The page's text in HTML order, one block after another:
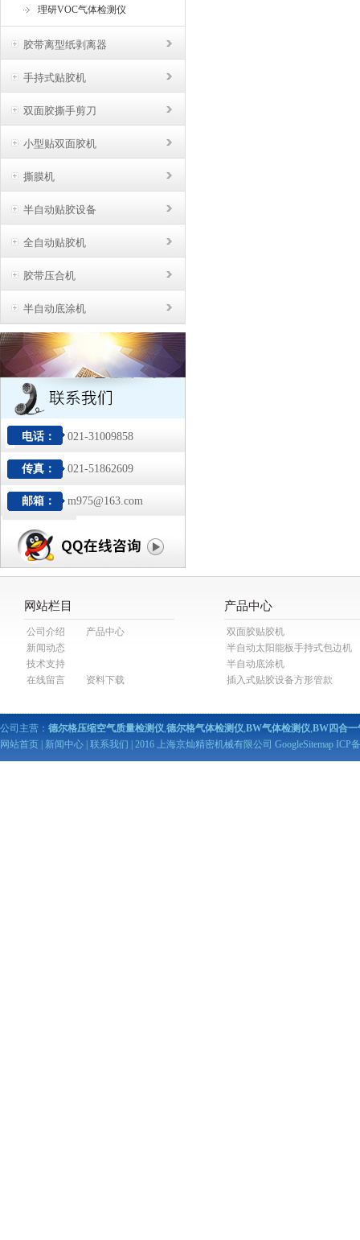
理研VOC气体检测仪
胶带离型纸剥离器
手持式贴胶机
双面胶撕手剪刀
小型贴双面胶机
撕膜机
半自动贴胶设备
全自动贴胶机
胶带压合机
半自动底涂机
电话： 021-31009858
传真： 021-51862609
邮箱： m975@163.com
网站栏目
公司介绍
产品中心
新闻动态
技术支持
在线留言
资料下载
产品中心
双面胶贴胶机
半自动太阳能板手持式包边机
半自动底涂机
插入式贴胶设备方形管款
公司主营： 德尔格压缩空气质量检测仪,德尔格气体检测仪,BW气体检测仪,BW四合一
网站首页
新闻中心 联系我们 | 2016 上海京灿精密机械有限公司 GoogleSitemap ICP